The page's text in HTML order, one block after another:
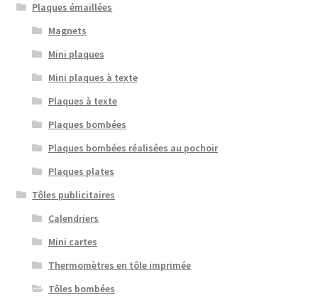
Plaques émaillées
Magnets
Mini plaques
Mini plaques à texte
Plaques à texte
Plaques bombées
Plaques bombées réalisées au pochoir
Plaques plates
Tôles publicitaires
Calendriers
Mini cartes
Thermomètres en tôle imprimée
Tôles bombées